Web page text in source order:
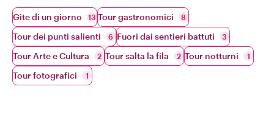
Gite di un giorno 13 Tour gastronomici 8
Tour dei punti salienti 6 Fuori dai sentieri battuti 3
Tour Arte e Cultura 2 Tour salta la fila 2 Tour notturni 1
Tour fotografici 1